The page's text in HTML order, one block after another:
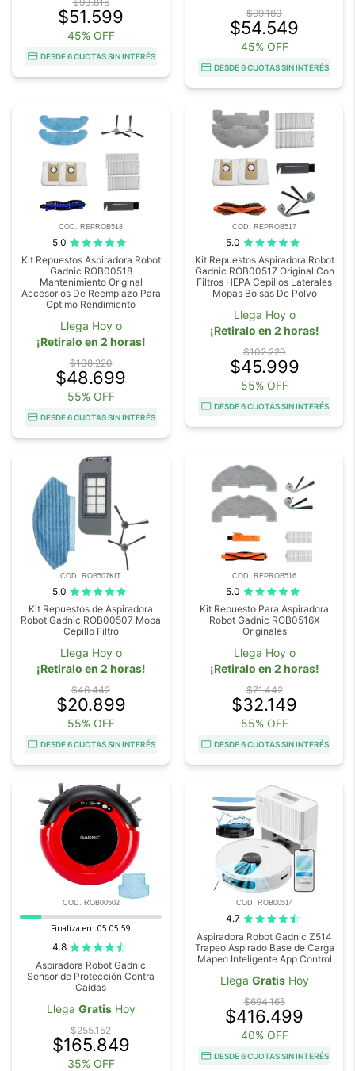
$51.599
45% OFF
DESDE 6 CUOTAS SIN INTERÉS
$99.180
$54.549
45% OFF
DESDE 6 CUOTAS SIN INTERÉS
COD. REPROB518
5.0
Kit Repuestos Aspiradora Robot
Gadnic ROB00518
Mantenimiento Original
Accesorios De Reemplazo Para
Optimo Rendimiento
Llega Hoy o
¡Retiralo en 2 horas!
$108.220
$48.699
55% OFF
DESDE 6 CUOTAS SIN INTERÉS
COD. REPROB517
5.0
Kit Repuestos Aspiradora Robot
Gadnic ROB00517 Original Con
Filtros HEPA Cepillos Laterales
Mopas Bolsas De Polvo
Llega Hoy o
¡Retiralo en 2 horas!
$102.220
$45.999
55% OFF
DESDE 6 CUOTAS SIN INTERÉS
COD. ROB507KIT
5.0
Kit Repuestos de Aspiradora
Robot Gadnic ROB00507 Mopa
Cepillo Filtro
Llega Hoy o
¡Retiralo en 2 horas!
$46.442
$20.899
55% OFF
DESDE 6 CUOTAS SIN INTERÉS
COD. REPROB516
5.0
Kit Repuesto Para Aspiradora
Robot Gadnic ROB0516X
Originales
Llega Hoy o
¡Retiralo en 2 horas!
$71.442
$32.149
55% OFF
DESDE 6 CUOTAS SIN INTERÉS
COD. ROB00502
Finaliza en: 05:05:59
4.8
Aspiradora Robot Gadnic
Sensor de Protección Contra
Caídas
Llega GratisHoy
$255.152
$165.849
35% OFF
COD. ROB00514
4.7
Aspiradora Robot Gadnic Z514
Trapeo Aspirado Base de Carga
Mapeo Inteligente App Control
Llega GratisHoy
$694.165
$416.499
40% OFF
DESDE 6 CUOTAS SIN INTERÉS